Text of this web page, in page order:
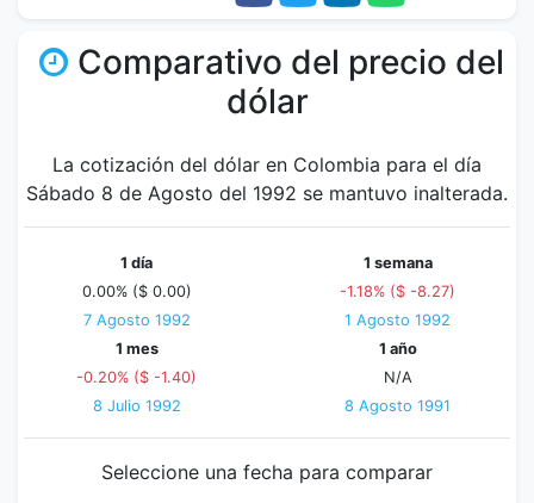
Comparativo del precio del
dólar
La cotización del dólar en Colombia para el día
Sábado 8 de Agosto del 1992 se mantuvo inalterada.
1 día
0.00% ($ 0.00)
7 Agosto 1992
1 semana
-1.18% ($ -8.27)
1 Agosto 1992
1 mes
-0.20% ($ -1.40)
8 Julio 1992
1 año
N/A
8 Agosto 1991
Seleccione una fecha para comparar